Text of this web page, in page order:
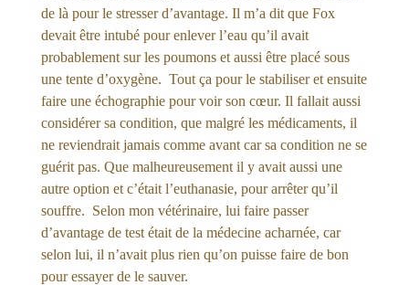
de là pour le stresser d’avantage. Il m’a dit que Fox
devait être intubé pour enlever l’eau qu’il avait
probablement sur les poumons et aussi être placé sous
une tente d’oxygène. Tout ça pour le stabiliser et ensuite
faire une échographie pour voir son cœur. Il fallait aussi
considérer sa condition, que malgré les médicaments, il
ne reviendrait jamais comme avant car sa condition ne se
guérit pas. Que malheureusement il y avait aussi une
autre option et c’était l’euthanasie, pour arrêter qu’il
souffre. Selon mon vétérinaire, lui faire passer
d’avantage de test était de la médecine acharnée, car
selon lui, il n’avait plus rien qu’on puisse faire de bon
pour essayer de le sauver.